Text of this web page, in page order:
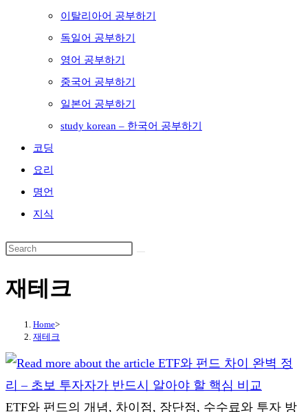
이탈리아어 공부하기
독일어 공부하기
영어 공부하기
중국어 공부하기
일본어 공부하기
study korean – 한국어 공부하기
코딩
요리
명언
지식
재테크
Home>
재테크
ETF와 펀드의 개념, 차이점, 장단점, 수수료와 투자 방